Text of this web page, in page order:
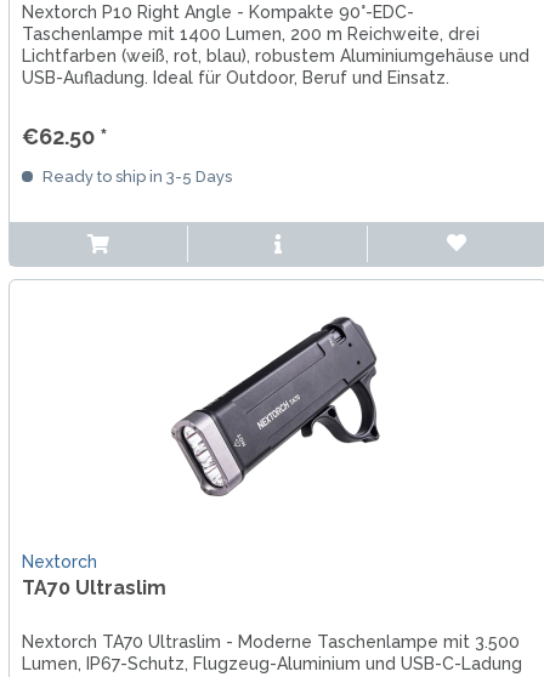
Nextorch P10 Right Angle - Kompakte 90°-EDC-
Taschenlampe mit 1400 Lumen, 200 m Reichweite, drei
Lichtfarben (weiß, rot, blau), robustem Aluminiumgehäuse und
USB-Aufladung. Ideal für Outdoor, Beruf und Einsatz.
€62.50 *
Ready to ship in 3-5 Days
Nextorch
TA70 Ultraslim
Nextorch TA70 Ultraslim - Moderne Taschenlampe mit 3.500
Lumen, IP67-Schutz, Flugzeug-Aluminium und USB-C-Ladung